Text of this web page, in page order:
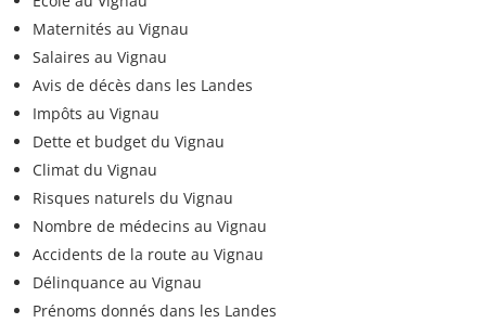
Maternités au Vignau
Salaires au Vignau
Avis de décès dans les Landes
Impôts au Vignau
Dette et budget du Vignau
Climat du Vignau
Risques naturels du Vignau
Nombre de médecins au Vignau
Accidents de la route au Vignau
Délinquance au Vignau
Prénoms donnés dans les Landes